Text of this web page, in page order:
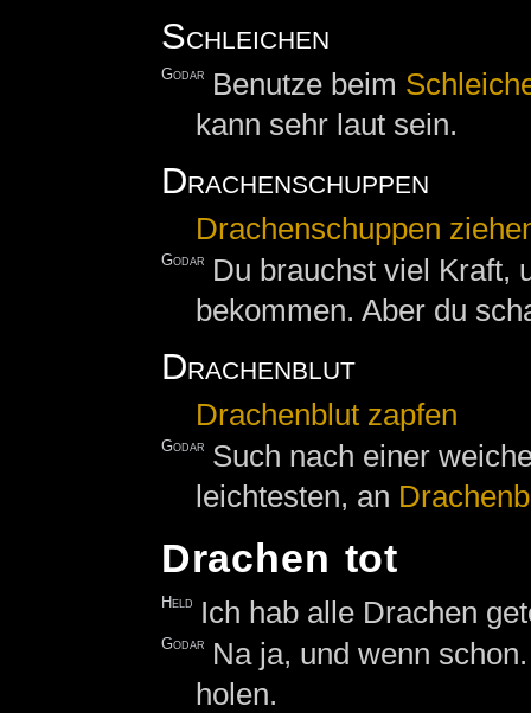
Schleichen
Godar Benutze beim
kann sehr laut sein.
Drachenschuppen
Drachenschuppen
Godar
Du brauchst viel Kraft,
bekommen. Aber du
Drachenblut
Drachenblut zapfen
Godar Such nach einer
leichtesten, an
Drachen tot
Held Ich hab alle Drachen
Godar
Na ja, und wenn
holen.